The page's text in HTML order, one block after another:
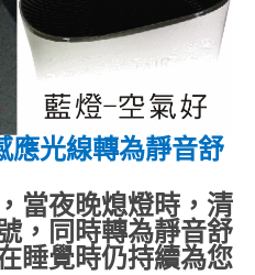
應光線轉為靜音舒
當夜晚熄燈時，清
，同時轉為靜音舒
睡覺時仍持續為您